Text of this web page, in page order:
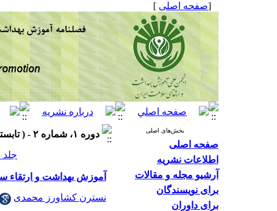
[صفحه اصلی ]
بخش‌های اصلی
صفحه اصلی
اطلاعات نشریه
آرشیو مجله و مقالات
برای نویسندگان
برای داوران
دوره ۱، شماره ۲ - ( تابستان ۱۳۹۲ )
جلد ۱ شماره ۲ صفحات ۸-۵
آموزش بهداشت و ارتقاء
نسترن کشاورز محمدی